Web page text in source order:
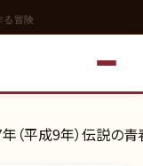
冒険
（平成9年）伝説の青